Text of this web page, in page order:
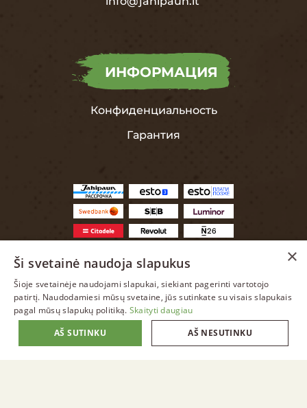
ИНФОРМАЦИЯ
Конфиденциальность
Гарантия
LITHUANIAN
×
Ši svetainė naudoja slapukus
Šioje svetainėje naudojami slapukai, siekiant pagerinti vartotojo
patirtį. Naudodamiesi mūsų svetaine, jūs sutinkate su visais slapukais
pagal mūsų slapukų politiką. Skaityti daugiau
AŠ SUTINKU
AŠ NESUTINKU